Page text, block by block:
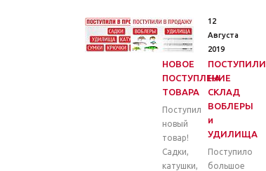
26
Марта
2020
НОВОЕ
ПОСТУПЛЕНИЕ
ТОВАРА
Поступил
новый
товар!
Садки,
катушки,
12
Августа
2019
ПОСТУПИЛИ
НА
СКЛАД
ВОБЛЕРЫ
и
УДИЛИЩА
Поступило
большое